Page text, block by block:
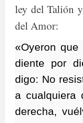
ley del Talión
del Amor:
«Oyeron
diente por
digo: No
a cualquiera
derecha,